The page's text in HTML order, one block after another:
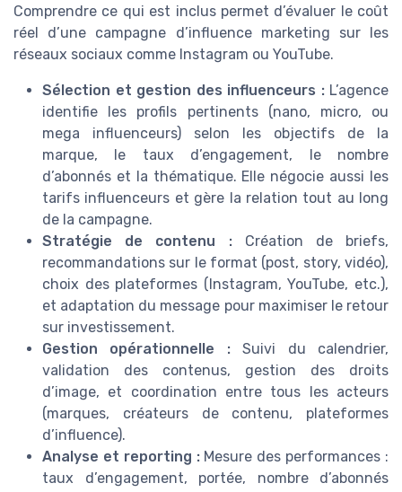
Comprendre ce qui est inclus permet d’évaluer le coût
réel d’une campagne d’influence marketing sur les
réseaux sociaux comme Instagram ou YouTube.
Sélection et gestion des influenceurs :L’agence
identifie les profils pertinents (nano, micro, ou
mega influenceurs) selon les objectifs de la
marque, le taux d’engagement, le nombre
d’abonnés et la thématique. Elle négocie aussi les
tarifs influenceurs et gère la relation tout au long
de la campagne.
Stratégie de contenu :Création de briefs,
recommandations sur le format (post, story, vidéo),
choix des plateformes (Instagram, YouTube, etc.),
et adaptation du message pour maximiser le retour
sur investissement.
Gestion opérationnelle :Suivi du calendrier,
validation des contenus, gestion des droits
d’image, et coordination entre tous les acteurs
(marques, créateurs de contenu, plateformes
d’influence).
Analyse et reporting :Mesure des performances :
taux d’engagement, portée, nombre d’abonnés